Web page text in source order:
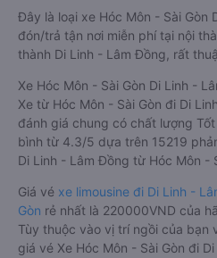
Đây là loại xe Hóc Môn - Sài Gòn
đón/trả tận nơi miễn phí tại nội
thành Di Linh - Lâm Đồng, rất
Xe Hóc Môn - Sài Gòn Di Linh -
Xe từ Hóc Môn - Sài Gòn đi Di
đánh giá chung có chất lượng
bình từ 4.3/5 dựa trên 15219
Di Linh - Lâm Đồng từ Hóc Môn -
Giá vé xe limousine đi Di Linh -
Gòn rẻ nhất là 220000VND của
Tùy thuộc vào vị trí ngồi của bạn
giá vé Xe Hóc Môn - Sài Gòn đi